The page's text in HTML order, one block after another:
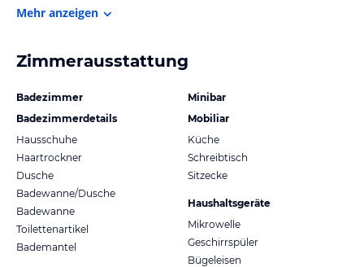
Mehr anzeigen
Zimmerausstattung
Badezimmer
Badezimmerdetails
Hausschuhe
Haartrockner
Dusche
Badewanne/Dusche
Badewanne
Toilettenartikel
Bademantel
Minibar
Mobiliar
Küche
Schreibtisch
Sitzecke
Haushaltsgeräte
Mikrowelle
Geschirrspüler
Bügeleisen